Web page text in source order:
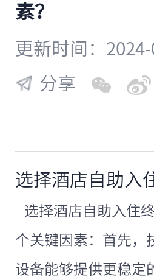
素？
更新时间：
分享
选择酒店自助入
选择酒店自助入住
个关键因素：首先，
设备能够提供更稳定